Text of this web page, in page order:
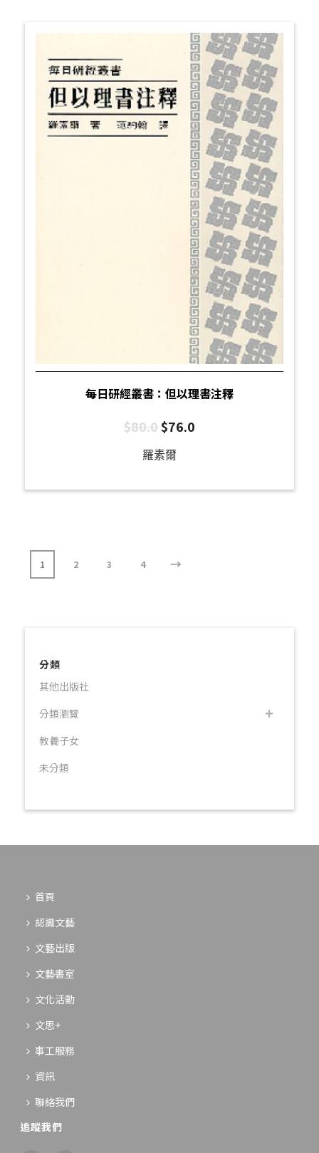
每日研經叢書：但以理書注釋
$80.0$76.0
羅素爾
1 2 3 4 →
分類
其他出版社
分類瀏覽
教養子女
未分類
首頁
認識文藝
文藝出版
文藝書室
文化活動
文思+
事工服務
資訊
聯絡我們
追蹤我們